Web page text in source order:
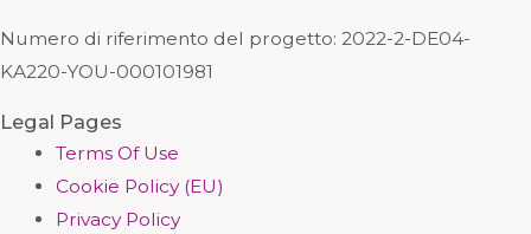
Numero di riferimento del progetto: 2022-2-DE04-
KA220-YOU-000101981
Legal Pages
Terms Of Use
Cookie Policy (EU)
Privacy Policy